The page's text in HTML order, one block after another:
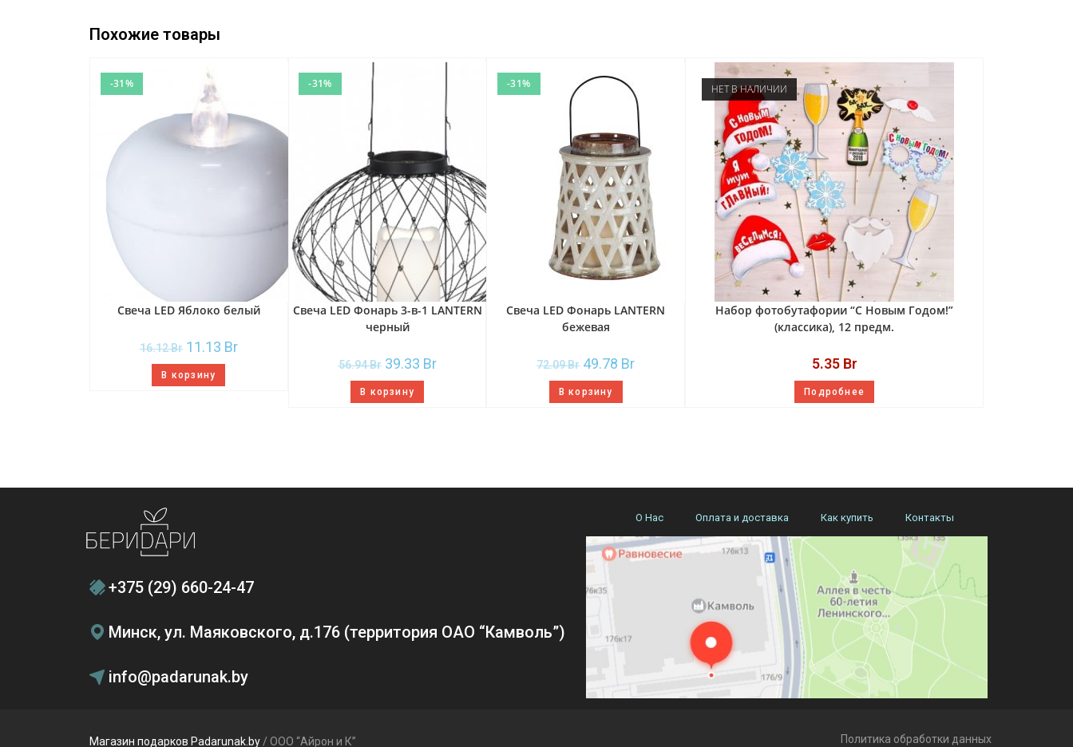
Похожие товары
-31%
Свеча LED Яблоко белый
16.12Br 11.13 Br
В корзину
-31%
Свеча LED Фонарь 3-в-1 LANTERN
черный
56.94Br 39.33 Br
В корзину
-31%
Свеча LED Фонарь LANTERN
бежевая
72.09Br 49.78 Br
В корзину
НЕТ В НАЛИЧИИ
Набор фотобутафории “С Новым Годом!”
(классика), 12 предм.
5.35 Br
Подробнее
+375 (29) 660-24-47
Минск, ул. Маяковского, д.176 (территория ОАО “Камволь”)
info@padarunak.by
О Нас Оплата и доставка Как купить Контакты
Магазин подарков Padarunak.by / ООО “Айрон и К” Политика обработки данных